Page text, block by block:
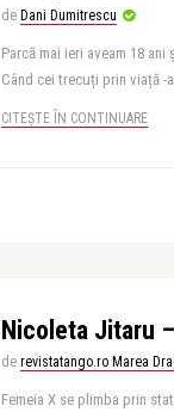
de Dani Dumitrescu
Parcă mai ieri aveam 18
Când cei trecuți prin viață -
CITEȘTE ÎN CONTINUARE
Nicoleta Jitaru
de revistatango.ro Marea
Femeia X se plimba prin